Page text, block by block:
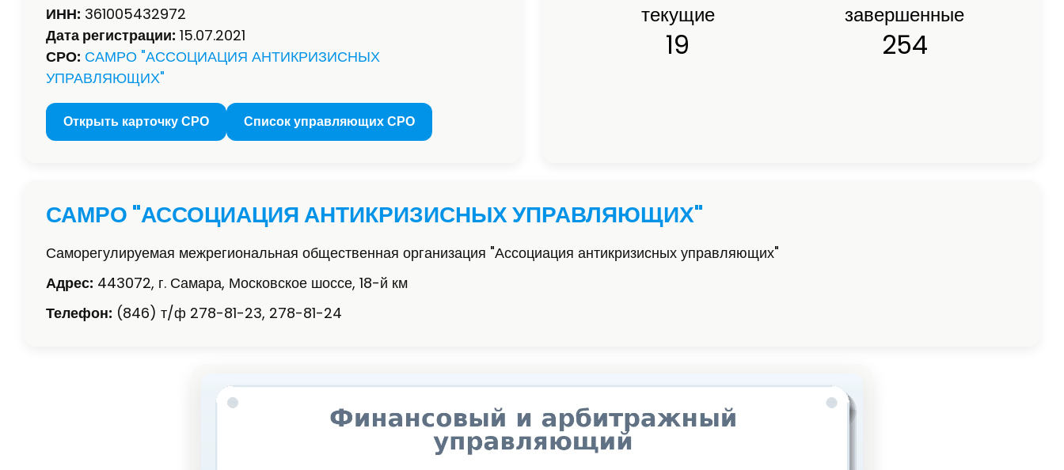
ИНН: 361005432972
Дата регистрации: 15.07.2021
СРО: САМРО "АССОЦИАЦИЯ АНТИКРИЗИСНЫХ
УПРАВЛЯЮЩИХ"
Открыть карточку СРО Список управляющих СРО
текущие
19
завершенные
254
САМРО "АССОЦИАЦИЯ АНТИКРИЗИСНЫХ УПРАВЛЯЮЩИХ"
Саморегулируемая межрегиональная общественная организация "Ассоциация антикризисных управляющих"
Адрес: 443072, г. Самара, Московское шоссе, 18-й км
Телефон: (846) т/ф 278-81-23, 278-81-24